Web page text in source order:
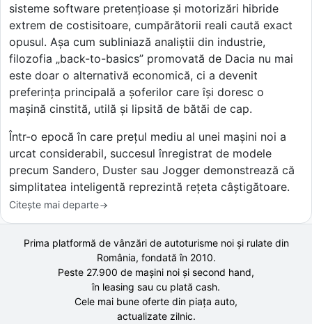
sisteme software pretențioase și motorizări hibride
extrem de costisitoare, cumpărătorii reali caută exact
opusul. Așa cum subliniază analiștii din industrie,
filozofia „back-to-basics” promovată de Dacia nu mai
este doar o alternativă economică, ci a devenit
preferința principală a șoferilor care își doresc o
mașină cinstită, utilă și lipsită de bătăi de cap.
Într-o epocă în care prețul mediu al unei mașini noi a
urcat considerabil, succesul înregistrat de modele
precum Sandero, Duster sau Jogger demonstrează că
simplitatea inteligentă reprezintă rețeta câștigătoare.
Citește mai departe
Prima platformă de vânzări de autoturisme noi și rulate din
România, fondată în 2010.
Peste 27.900 de mașini noi și second hand,
în leasing sau cu plată cash.
Cele mai bune oferte din piața auto,
actualizate zilnic.